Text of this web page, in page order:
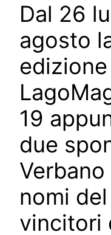
Dal 26
agosto
19
due
nomi
vincitori